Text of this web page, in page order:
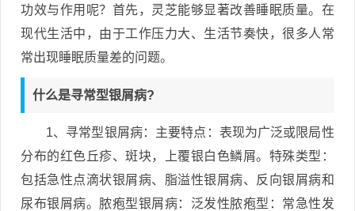
功效与作用呢？首先，灵芝能够显著改善睡眠质量。在
现代生活中，由于工作压力大、生活节奏快，很多人常
常出现睡眠质量差的问题。
什么是寻常型银屑病?
1、寻常型银屑病：主要特点：表现为广泛或限局性
分布的红色丘疹、斑块，上覆银白色鳞屑。特殊类型：
包括急性点滴状银屑病、脂溢性银屑病、反向银屑病和
尿布银屑病。脓疱型银屑病：泛发性脓疱型：常急性发